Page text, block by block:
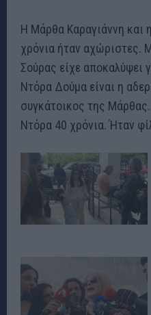
Η Μάρθα Καραγιάννη και
χρόνια ήταν αχώριστες.
Σούρας είχε αποκαλύψει
Ντόρα Δούμα είναι η
συγκάτοικος της
Ντόρα 40 χρόνια. Ήταν